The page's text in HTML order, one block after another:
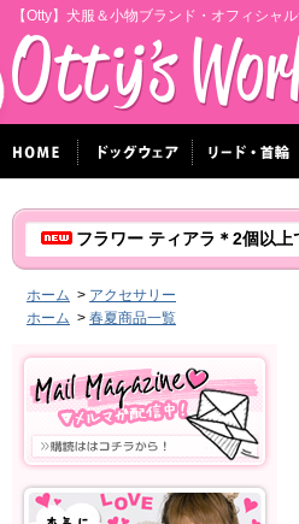
【Otty】犬服＆小物ブランド・オフィシャ
フラワー ティアラ＊2個以上
ホーム > アクセサリー
ホーム > 春夏商品一覧